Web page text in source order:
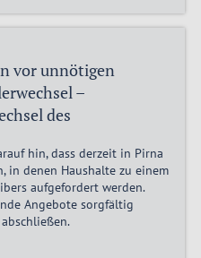
vor unnötigen
–
des
hin, dass derzeit in Pirna
in denen Haushalte zu einem
aufgefordert werden.
Angebote sorgfältig